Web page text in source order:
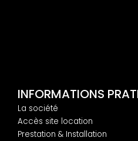
INFORMATIONS
La société
Accès site location
Prestation & Installation